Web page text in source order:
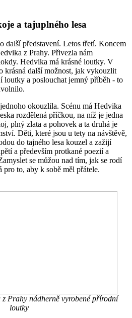
a tajuplného lesa
další představení. Letos třetí. Koncem
z Prahy. Přivezla nám
Hedvika má krásné loutky. V
krásná další možnost, jak vykouzlit
loutky a poslouchat jemný příběh - to
okouzlila. Scénu má Hedvika
rozdělená příčkou, na níž je jedna
plný zlata a pohovek a ta druhá je
Děti, které jsou u tety na návštěvě,
do tajného lesa kouzel a zažijí
a především protkané poezií a
se můžou nad tím, jak se rodí
pro to, aby k sobě měl přátele.
z Prahy nádherně vyrobené přírodní
loutky